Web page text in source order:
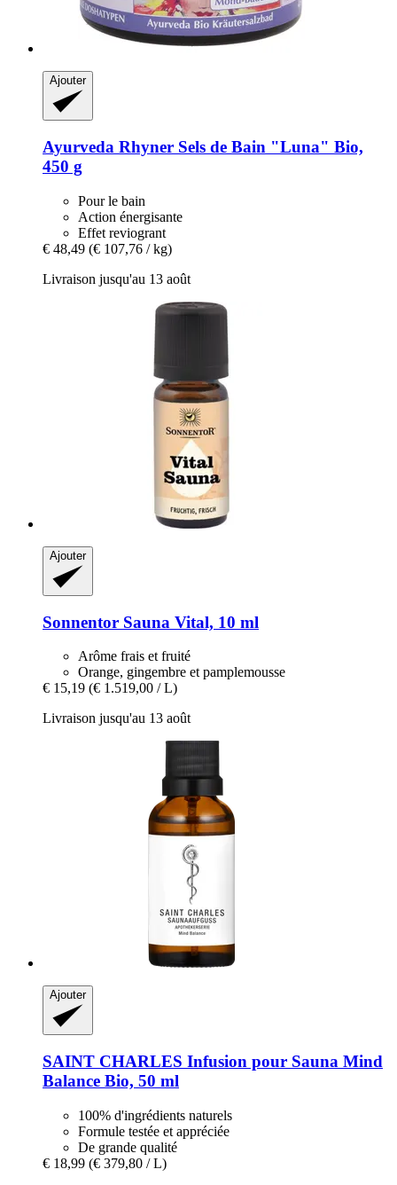
Ajouter
Ayurveda Rhyner Sels de Bain "Luna" Bio,
450 g
Pour le bain
Action énergisante
Effet reviogrant
€ 48,49 (€ 107,76 / kg)
Livraison jusqu'au 13 août
Ajouter
Sonnentor Sauna Vital, 10 ml
Arôme frais et fruité
Orange, gingembre et pamplemousse
€ 15,19 (€ 1.519,00 / L)
Livraison jusqu'au 13 août
Ajouter
SAINT CHARLES Infusion pour Sauna Mind
Balance Bio, 50 ml
100% d'ingrédients naturels
Formule testée et appréciée
De grande qualité
€ 18,99 (€ 379,80 / L)